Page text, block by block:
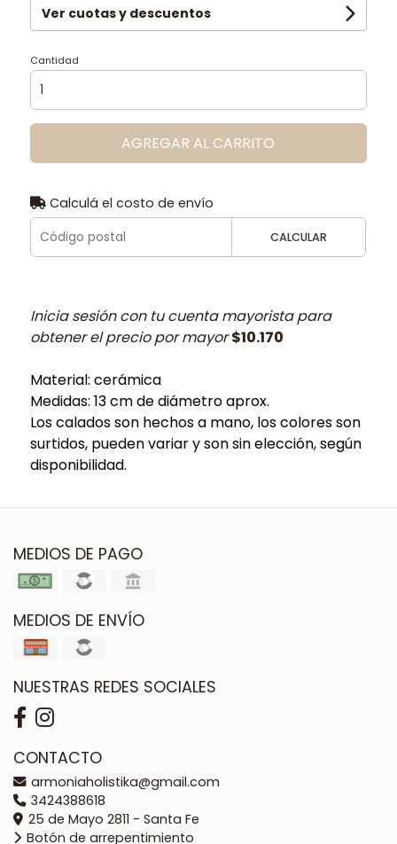
Ver cuotas y descuentos
Cantidad
AGREGAR AL CARRITO
Calculá el costo de envío
CALCULAR
Inicia sesión con tu cuenta mayorista para
obtener el precio por mayor$10.170
Material: cerámica
Medidas: 13 cm de diámetro aprox.
Los calados son hechos a mano, los colores son
surtidos, pueden variar y son sin elección, según
disponibilidad.
MEDIOS DE PAGO
MEDIOS DE ENVÍO
NUESTRAS REDES SOCIALES
CONTACTO
armoniaholistika@gmail.com
3424388618
25 de Mayo 2811 - Santa Fe
Botón de arrepentimiento